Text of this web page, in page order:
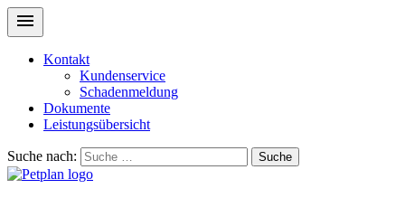
Kontakt
Kundenservice
Schadenmeldung
Dokumente
Leistungsübersicht
Suche nach: Suche